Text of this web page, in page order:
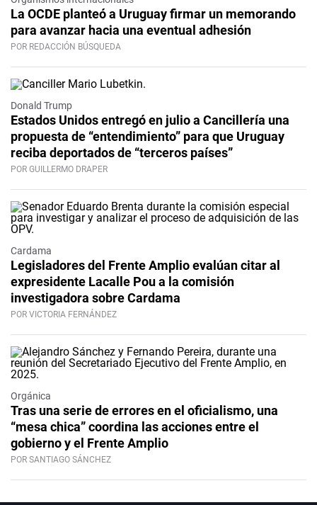
La OCDE planteó a Uruguay firmar un memorando
para avanzar hacia una eventual adhesión
POR REDACCIÓN BÚSQUEDA
Donald Trump
Estados Unidos entregó en julio a Cancillería una
propuesta de “entendimiento” para que Uruguay
reciba deportados de “terceros países”
POR GUILLERMO DRAPER
Cardama
Legisladores del Frente Amplio evalúan citar al
expresidente Lacalle Pou a la comisión
investigadora sobre Cardama
POR VICTORIA FERNÁNDEZ
Orgánica
Tras una serie de errores en el oficialismo, una
“mesa chica” coordina las acciones entre el
gobierno y el Frente Amplio
POR SANTIAGO SÁNCHEZ